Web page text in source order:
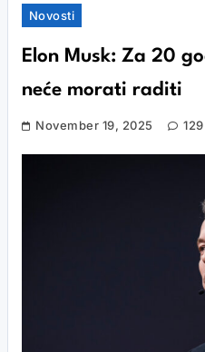
Novosti
Elon Musk: Za 20
neće morati raditi
November 19, 2025 129